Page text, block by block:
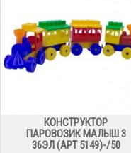
КОНСТРУКТОР
ПАРОВОЗИК МАЛЫШ 3
36ЭЛ (АРТ 5149)-/50